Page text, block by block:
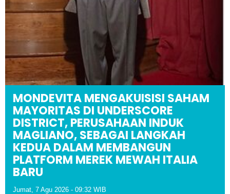
MONDEVITA MENGAKUISISI SAHAM
MAYORITAS DI UNDERSCORE
DISTRICT, PERUSAHAAN INDUK
MAGLIANO, SEBAGAI LANGKAH
KEDUA DALAM MEMBANGUN
PLATFORM MEREK MEWAH ITALIA
BARU
Jumat, 7 Agu 2026 - 09:32 WIB